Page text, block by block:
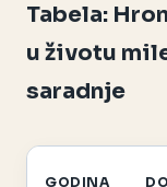
Tabela:
u životu
saradnje
GODINA